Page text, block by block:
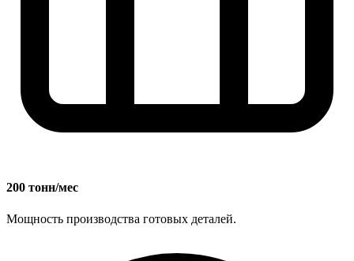
200 тонн/мес
Мощность производства готовых деталей.